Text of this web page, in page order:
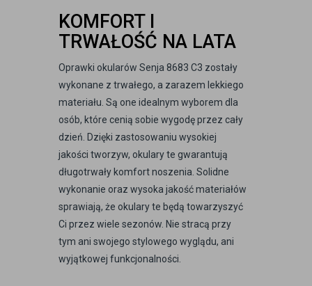
KOMFORT I
TRWAŁOŚĆ NA LATA
Oprawki okularów Senja 8683 C3 zostały
wykonane z trwałego, a zarazem lekkiego
materiału. Są one idealnym wyborem dla
osób, które cenią sobie wygodę przez cały
dzień. Dzięki zastosowaniu wysokiej
jakości tworzyw, okulary te gwarantują
długotrwały komfort noszenia. Solidne
wykonanie oraz wysoka jakość materiałów
sprawiają, że okulary te będą towarzyszyć
Ci przez wiele sezonów. Nie stracą przy
tym ani swojego stylowego wyglądu, ani
wyjątkowej funkcjonalności.